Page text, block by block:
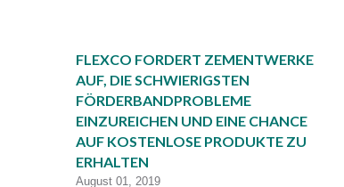
FLEXCO FORDERT ZEMENTWERKE
AUF, DIE SCHWIERIGSTEN
FÖRDERBANDPROBLEME
EINZUREICHEN UND EINE CHANCE
AUF KOSTENLOSE PRODUKTE ZU
ERHALTEN
August 01, 2019